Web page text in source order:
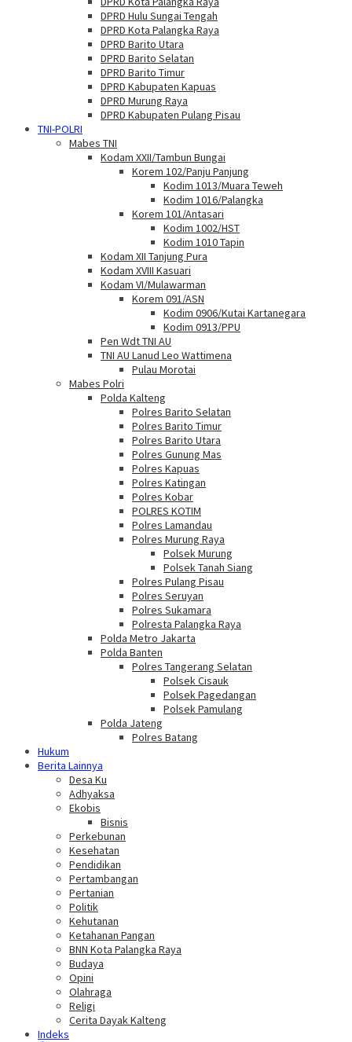
DPRD Hulu Sungai Tengah
DPRD Kota Palangka Raya
DPRD Barito Utara
DPRD Barito Selatan
DPRD Barito Timur
DPRD Kabupaten Kapuas
DPRD Murung Raya
DPRD Kabupaten Pulang Pisau
TNI-POLRI
Mabes TNI
Kodam XXII/Tambun Bungai
Korem 102/Panju Panjung
Kodim 1013/Muara Teweh
Kodim 1016/Palangka
Korem 101/Antasari
Kodim 1002/HST
Kodim 1010 Tapin
Kodam XII Tanjung Pura
Kodam XVIII Kasuari
Kodam VI/Mulawarman
Korem 091/ASN
Kodim 0906/Kutai Kartanegara
Kodim 0913/PPU
Pen Wdt TNI AU
TNI AU Lanud Leo Wattimena
Pulau Morotai
Mabes Polri
Polda Kalteng
Polres Barito Selatan
Polres Barito Timur
Polres Barito Utara
Polres Gunung Mas
Polres Kapuas
Polres Katingan
Polres Kobar
POLRES KOTIM
Polres Lamandau
Polres Murung Raya
Polsek Murung
Polsek Tanah Siang
Polres Pulang Pisau
Polres Seruyan
Polres Sukamara
Polresta Palangka Raya
Polda Metro Jakarta
Polda Banten
Polres Tangerang Selatan
Polsek Cisauk
Polsek Pagedangan
Polsek Pamulang
Polda Jateng
Polres Batang
Hukum
Berita Lainnya
Desa Ku
Adhyaksa
Ekobis
Bisnis
Perkebunan
Kesehatan
Pendidikan
Pertambangan
Pertanian
Politik
Kehutanan
Ketahanan Pangan
BNN Kota Palangka Raya
Budaya
Opini
Olahraga
Religi
Cerita Dayak Kalteng
Indeks